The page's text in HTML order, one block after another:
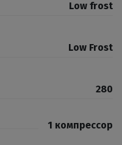
Low frost
Low Frost
280
1 компрессор